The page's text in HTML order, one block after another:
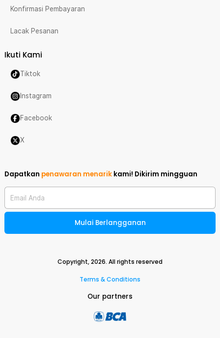
Konfirmasi Pembayaran
Lacak Pesanan
Ikuti Kami
Tiktok
Instagram
Facebook
X
Dapatkan penawaran menarik kami! Dikirim mingguan
Email Anda
Mulai Berlangganan
Copyright,2026. All rights reserved
Terms & Conditions
Our partners